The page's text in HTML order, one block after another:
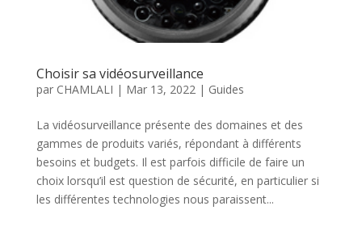
Choisir sa vidéosurveillance
par CHAMLALI | Mar 13, 2022| Guides
La vidéosurveillance présente des domaines et des
gammes de produits variés, répondant à différents
besoins et budgets. Il est parfois difficile de faire un
choix lorsqu’il est question de sécurité, en particulier si
les différentes technologies nous paraissent...